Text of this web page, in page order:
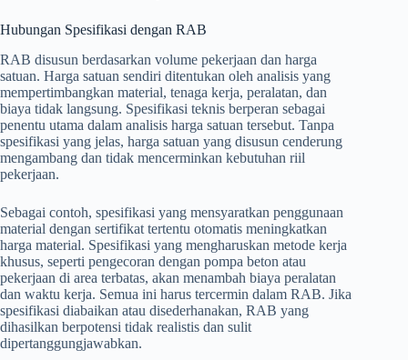
Hubungan Spesifikasi dengan RAB
RAB disusun berdasarkan volume pekerjaan dan harga
satuan. Harga satuan sendiri ditentukan oleh analisis yang
mempertimbangkan material, tenaga kerja, peralatan, dan
biaya tidak langsung. Spesifikasi teknis berperan sebagai
penentu utama dalam analisis harga satuan tersebut. Tanpa
spesifikasi yang jelas, harga satuan yang disusun cenderung
mengambang dan tidak mencerminkan kebutuhan riil
pekerjaan.
Sebagai contoh, spesifikasi yang mensyaratkan penggunaan
material dengan sertifikat tertentu otomatis meningkatkan
harga material. Spesifikasi yang mengharuskan metode kerja
khusus, seperti pengecoran dengan pompa beton atau
pekerjaan di area terbatas, akan menambah biaya peralatan
dan waktu kerja. Semua ini harus tercermin dalam RAB. Jika
spesifikasi diabaikan atau disederhanakan, RAB yang
dihasilkan berpotensi tidak realistis dan sulit
dipertanggungjawabkan.